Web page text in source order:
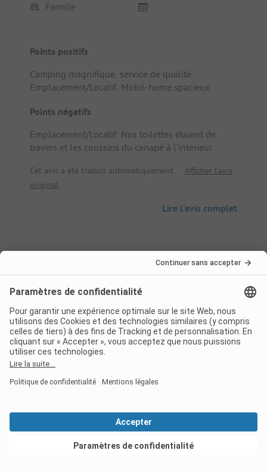
Famille
Points positifs
Camping magnifique, service de qualité.
Emplacement/Locatif: Mobil-home spacieux.
Points négatifs
Emplacement/Locatif: Nos toilettes étaient de
travers et les coussins du canapé à l'intérieur
Cet avis a été traduit automatiquement.
Afficher l'avis
original
Lire l'avis complet
super sympa Vérifié
Pieter-Marc D
Hébergement
Points positifs
Voir les offres